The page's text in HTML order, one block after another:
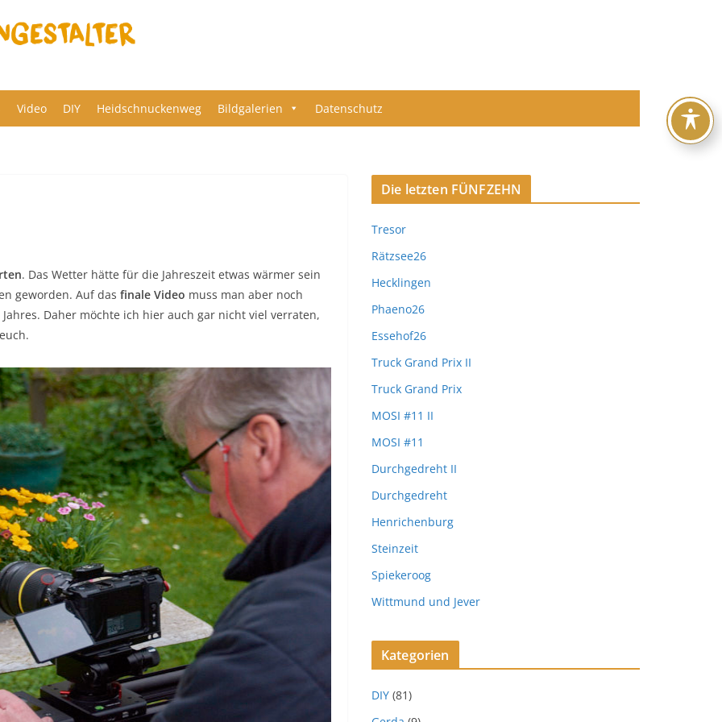
Video DIY Heidschnuckenweg Bildgalerien Datenschutz
. Das Wetter hätte für die Jahreszeit etwas wärmer sein
geworden. Auf das finale Video muss man aber noch
Daher möchte ich hier auch gar nicht viel verraten,
Die letzten FÜNFZEHN
Tresor
Rätzsee26
Hecklingen
Phaeno26
Essehof26
Truck Grand Prix II
Truck Grand Prix
MOSI #11 II
MOSI #11
Durchgedreht II
Durchgedreht
Henrichenburg
Steinzeit
Spiekeroog
Wittmund und Jever
Kategorien
DIY (81)